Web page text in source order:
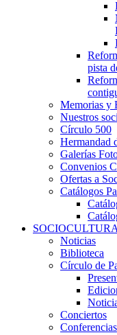
pista
Memorias y
Nuestros
Círculo 500
Hermandad
Galerías
Convenios
Ofertas a
Catálogos
Noticias
Biblioteca
Círculo de
Conciertos
Conferencias